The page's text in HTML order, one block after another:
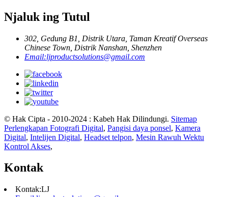
Njaluk ing Tutul
302, Gedung B1, Distrik Utara, Taman Kreatif Overseas
Chinese Town, Distrik Nanshan, Shenzhen
Email:ljproductsolutions@gmail.com
© Hak Cipta - 2010-2024 : Kabeh Hak Dilindungi. Sitemap
Perlengkapan Fotografi Digital, Pangisi daya ponsel, Kamera
Digital, Intelijen Digital, Headset telpon, Mesin Rawuh Wektu
Kontrol Akses,
Kontak
Kontak:LJ